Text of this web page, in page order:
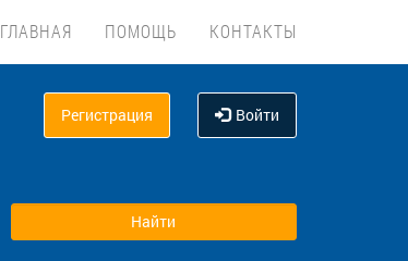
ГЛАВНАЯ ПОМОЩЬ КОНТАКТЫ
Регистрация Войти